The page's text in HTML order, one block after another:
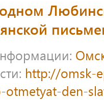
http://omsk-
otmetyat-den-